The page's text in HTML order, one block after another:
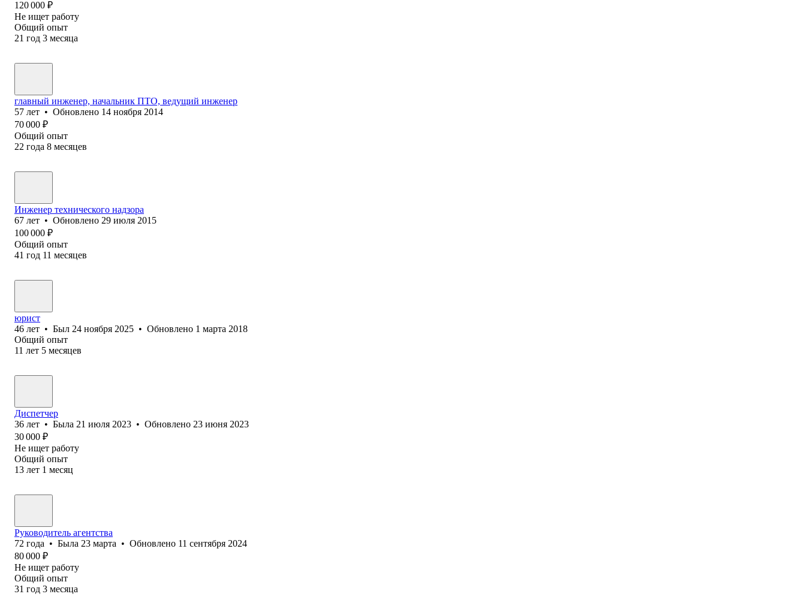
120 000 ₽
Не ищет работу
Общий опыт
21 год 3 месяца
главный инженер, начальник ПТО, ведущий инженер
57 лет • Обновлено 14 ноября 2014
70 000 ₽
Общий опыт
22 года 8 месяцев
Инженер технического надзора
67 лет • Обновлено 29 июля 2015
100 000 ₽
Общий опыт
41 год 11 месяцев
юрист
46 лет • Был 24 ноября 2025 • Обновлено 1 марта 2018
Общий опыт
11 лет 5 месяцев
Диспетчер
36 лет • Была 21 июля 2023 • Обновлено 23 июня 2023
30 000 ₽
Не ищет работу
Общий опыт
13 лет 1 месяц
Руководитель агентства
72 года • Была 23 марта • Обновлено 11 сентября 2024
80 000 ₽
Не ищет работу
Общий опыт
31 год 3 месяца